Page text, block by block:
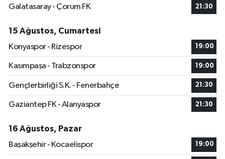
Galatasaray - Çorum FK
21:30
15 Ağustos, Cumartesi
Konyaspor - Rizespor
19:00
Kasımpaşa - Trabzonspor 19:00
Gençlerbirliği S.K. - Fenerbahçe 21:30
Gaziantep FK - Alanyaspor 21:30
16 Ağustos, Pazar
Başakşehir - Kocaelispor
19:00